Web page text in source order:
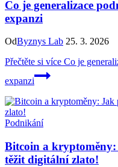
Co je generalizace
expanzi
OdByznys Lab 25. 3. 2026
Přečtěte si více Co je
expanzi
Podnikání
Bitcoin a
těžit digitální zlato!